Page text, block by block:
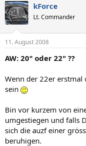
kForce
Lt. Commander
11. August 2008
AW: 20" oder 22" ??
Wenn der 22er erstmal
sein
Bin vor kurzem von
umgestiegen und falls
sich die auzf einer
beruhigen.